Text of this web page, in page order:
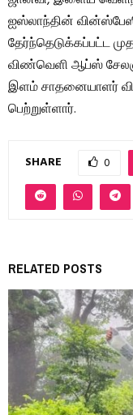
ஐஸ்லாந்தின்
தேர்ந்தெடுக்கப்பட்ட
விண்வெளி ஆப்ஸ்
இளம் சாதனையாளர்
பெற்றுள்ளார்.
SHARE 0
RELATED POSTS